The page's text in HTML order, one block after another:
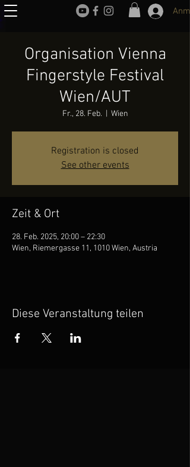
Organisation Vienna
Fingerstyle Festival
Wien/AUT
Fr., 28. Feb. Wien
Registration is closed
See other events
Zeit & Ort
28. Feb. 2025, 20:00 – 22:30
Wien, Riemergasse 11, 1010 Wien, Austria
Diese Veranstaltung teilen